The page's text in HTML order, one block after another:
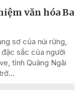
văn hóa Ba
sơ của núi rừng,
sắc của người
tỉnh Quảng Ngãi